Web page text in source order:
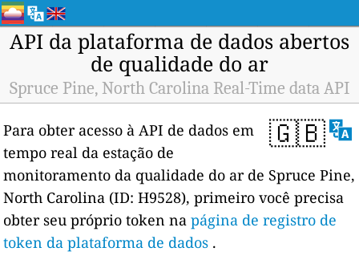
API da plataforma de dados abertos
de qualidade do ar
Spruce Pine, North Carolina Real-Time data API
🇬🇧
Para obter acesso à API de dados em
tempo real da estação de
monitoramento da qualidade do ar de Spruce Pine,
North Carolina (ID: H9528), primeiro você precisa
obter seu próprio token napágina de registro de
token da plataforma de dados .